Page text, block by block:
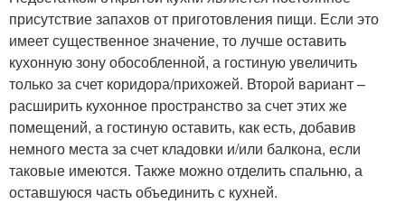
присутствие запахов от приготовления пищи. Если это
имеет существенное значение, то лучше оставить
кухонную зону обособленной, а гостиную увеличить
только за счет коридора/прихожей. Второй вариант –
расширить кухонное пространство за счет этих же
помещений, а гостиную оставить, как есть, добавив
немного места за счет кладовки и/или балкона, если
таковые имеются. Также можно отделить спальню, а
оставшуюся часть объединить с кухней.